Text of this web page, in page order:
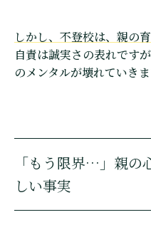
しかし、不登校は、親の
自責は誠実さの表れです
のメンタルが壊れていきま
「もう限界…」親の
しい事実